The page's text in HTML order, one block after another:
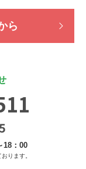
ら
18：00
ります。